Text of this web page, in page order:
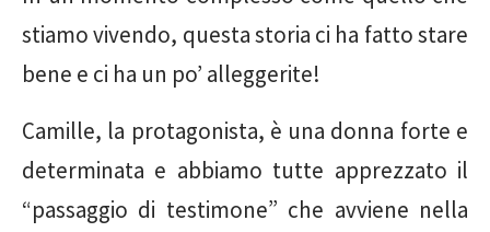
stiamo vivendo, questa storia ci ha fatto stare
bene e ci ha un po’ alleggerite!
Camille, la protagonista, è una donna forte e
determinata e abbiamo tutte apprezzato il
“passaggio di testimone” che avviene nella